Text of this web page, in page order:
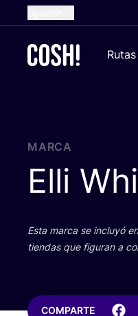
Dutch
Croatian
MARCA
Elli
Esta mar­ca se inclu­yó
tien­das que figu­ran a
COMPARTE